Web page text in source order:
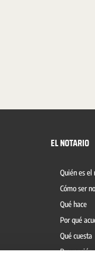
EL NOTARIO
Quién es el
Cómo ser
Qué hace
Por qué
Qué cuesta
Prevención